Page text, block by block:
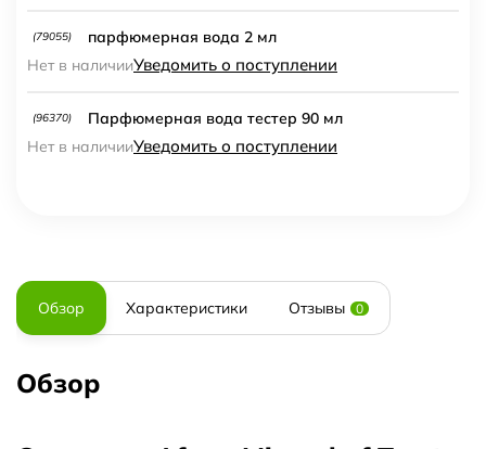
(79055)
парфюмерная вода 2 мл
Нет в наличииУведомить о поступлении
(96370)
Парфюмерная вода тестер 90 мл
Нет в наличииУведомить о поступлении
Обзор Характеристики Отзывы 0
Обзор